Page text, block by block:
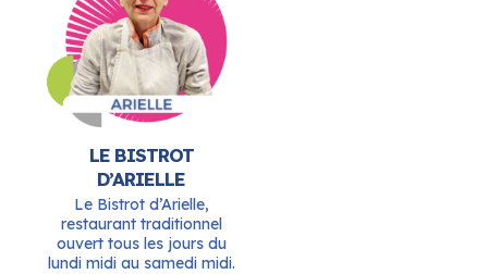
LE BISTROT
D’ARIELLE
Le Bistrot d’Arielle,
restaurant traditionnel
ouvert tous les jours du
lundi midi au samedi midi.